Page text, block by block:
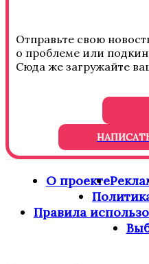
Отправьте свою
о проблеме или
Сюда же загружайте
О проекте
Правила